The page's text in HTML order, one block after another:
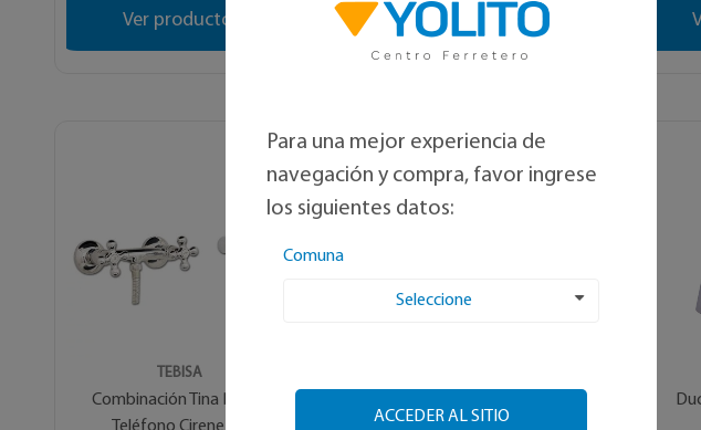
Ver producto Ver opciones
TEBISA
Combinación Tina Ducha
Para una mejor experiencia de
navegación y compra, favor ingrese
los siguientes datos:
Comuna
Seleccione
ACCEDER AL SITIO